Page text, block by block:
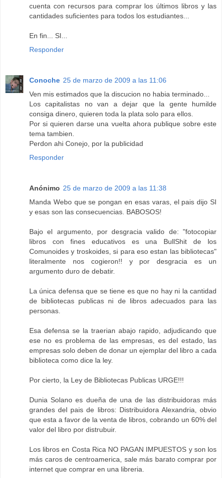
cuenta con recursos para comprar los últimos libros y las
cantidades suficientes para todos los estudiantes...
En fin... SI...
Responder
Conoche 25 de marzo de 2009 a las 11:06
Ven mis estimados que la discucion no habia terminado...
Los capitalistas no van a dejar que la gente humilde
consiga dinero, quieren toda la plata solo para ellos.
Por si quieren darse una vuelta ahora publique sobre este
tema tambien.
Perdon ahi Conejo, por la publicidad
Responder
Anónimo 25 de marzo de 2009 a las 11:38
Manda Webo que se pongan en esas varas, el pais dijo SI
y esas son las consecuencias. BABOSOS!
Bajo el argumento, por desgracia valido de: "fotocopiar
libros con fines educativos es una BullShit de los
Comunoides y troskoides, si para eso estan las bibliotecas"
literalmente nos cogieron!! y por desgracia es un
argumento duro de debatir.
La única defensa que se tiene es que no hay ni la cantidad
de bibliotecas publicas ni de libros adecuados para las
personas.
Esa defensa se la traerian abajo rapido, adjudicando que
ese no es problema de las empresas, es del estado, las
empresas solo deben de donar un ejemplar del libro a cada
biblioteca como dice la ley.
Por cierto, la Ley de Bibliotecas Publicas URGE!!!
Dunia Solano es dueña de una de las distribuidoras más
grandes del pais de libros: Distribuidora Alexandria, obvio
que esta a favor de la venta de libros, cobrando un 60% del
valor del libro por distrubuir.
Los libros en Costa Rica NO PAGAN IMPUESTOS y son los
más caros de centroamerica, sale más barato comprar por
internet que comprar en una libreria.